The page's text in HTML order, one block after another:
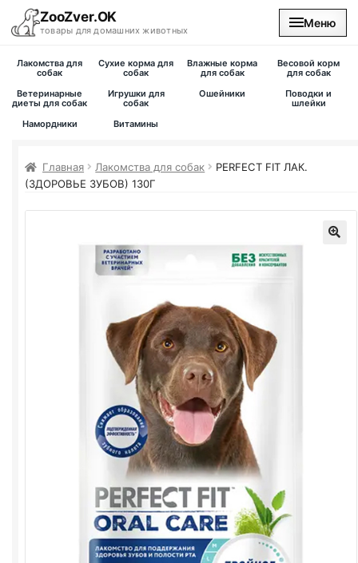
ZooZver.OK
товары для домашних животных
Меню
На главную
Лакомства для
собак
Сухие корма для
собак
Влажные корма
для собак
Весовой корм
для собак
Ветеринарные
диеты для собак
Игрушки для
собак
Ошейники
Поводки и
шлейки
Намордники
Витамины
Главная Лакомства для собак
PERFECT FIT ЛАК.
(ЗДОРОВЬЕ ЗУБОВ) 130Г